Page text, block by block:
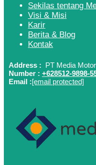
Sekilas tentang
Visi & Misi
Karir
Berita & Blog
Kontak
Address : PT Media
Number : +628512-9898-
Email :[email protected]